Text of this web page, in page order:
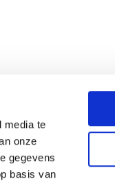
media te
onze
gegevens
basis van